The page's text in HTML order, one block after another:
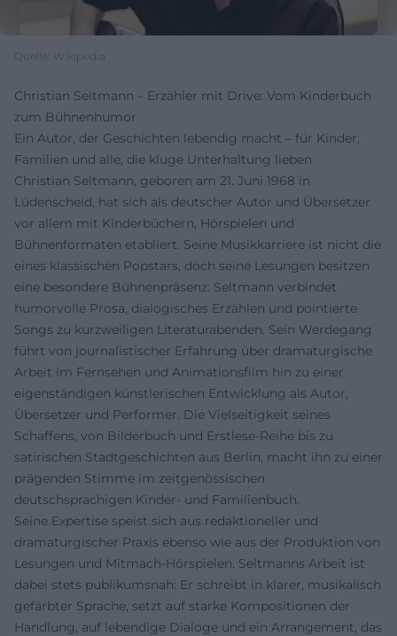
Quelle: Wikipedia
Christian Seltmann – Erzähler mit Drive: Vom Kinderbuch
zum Bühnenhumor
Ein Autor, der Geschichten lebendig macht – für Kinder,
Familien und alle, die kluge Unterhaltung lieben
Christian Seltmann, geboren am 21. Juni 1968 in
Lüdenscheid, hat sich als deutscher Autor und Übersetzer
vor allem mit Kinderbüchern, Hörspielen und
Bühnenformaten etabliert. Seine Musikkarriere ist nicht die
eines klassischen Popstars, doch seine Lesungen besitzen
eine besondere Bühnenpräsenz: Seltmann verbindet
humorvolle Prosa, dialogisches Erzählen und pointierte
Songs zu kurzweiligen Literaturabenden. Sein Werdegang
führt von journalistischer Erfahrung über dramaturgische
Arbeit im Fernsehen und Animationsfilm hin zu einer
eigenständigen künstlerischen Entwicklung als Autor,
Übersetzer und Performer. Die Vielseitigkeit seines
Schaffens, von Bilderbuch und Erstlese-Reihe bis zu
satirischen Stadtgeschichten aus Berlin, macht ihn zu einer
prägenden Stimme im zeitgenössischen
deutschsprachigen Kinder- und Familienbuch.
Seine Expertise speist sich aus redaktioneller und
dramaturgischer Praxis ebenso wie aus der Produktion von
Lesungen und Mitmach-Hörspielen. Seltmanns Arbeit ist
dabei stets publikumsnah: Er schreibt in klarer, musikalisch
gefärbter Sprache, setzt auf starke Kompositionen der
Handlung, auf lebendige Dialoge und ein Arrangement, das